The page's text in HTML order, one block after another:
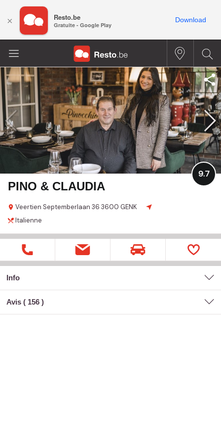
PINO & CLAUDIA
Veertien Septemberlaan 36 3600 GENK
9.7
Italienne
Info
Avis ( 156 )
× Resto.be
Gratuite - Google Play
Download